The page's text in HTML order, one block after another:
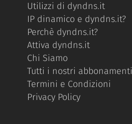
Utilizzi di dyndns.it
IP dinamico e dyndns.it?
Perchè dyndns.it?
Attiva dyndns.it
Chi Siamo
Tutti i nostri abbonamenti
Termini e Condizioni
Privacy Policy